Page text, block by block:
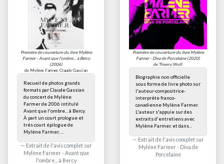
Première de couverture du livreMylène
Farmer - Avant que l'ombre... à Bercy
(2006)
de Mylène Farmer, Claude Gassian
Recueil de photos grands
formats par Claude Gassian
du concert de Mylène
Farmer de 2006 intitulé
Avant que l'ombre... à Bercy.
À part un court prologue et
très court épilogue de
Mylène Farmer, ...
Extrait de l'avis complet sur
Mylène Farmer - Avant que
l'ombre... à Bercy
Première de couverture du livreMylène
Farmer - Diva de Porcelaine(2020)
de Thierry Wolf
Biographie non officielle
sous forme de livre photo sur
l'auteur-compositrice-
interprète franco-
canadienne Mylène Farmer.
L'auteur s'appuie sur des
extraits d'entretiens avec
Mylène Farmer, et dans...
Extrait de l'avis complet sur
Mylène Farmer - Diva de
Porcelaine